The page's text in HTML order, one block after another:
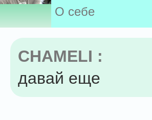
О себе
CHAMELI :
давай еще